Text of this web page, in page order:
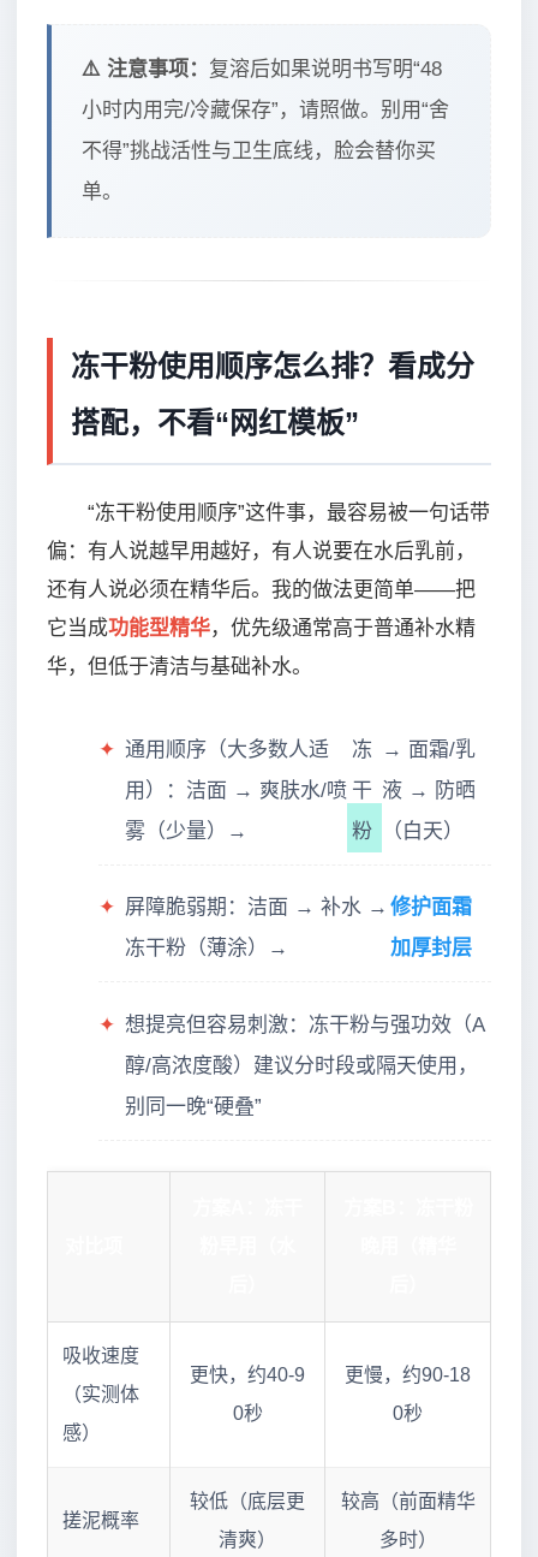
⚠️ 注意事项： 复溶后如果说明书写明“48
小时内用完/冷藏保存”，请照做。别用“舍
不得”挑战活性与卫生底线，脸会替你买
单。
冻干粉使用顺序怎么排？看成分
搭配，不看“网红模板”
“冻干粉使用顺序”这件事，最容易被一句话带
偏：有人说越早用越好，有人说要在水后乳前，
还有人说必须在精华后。我的做法更简单——把
它当成功能型精华，优先级通常高于普通补水精
华，但低于清洁与基础补水。
✦ 通用顺序（大多数人适
用）：洁面 → 爽肤水/喷
雾（少量）→
冻
干
粉
→ 面霜/乳
液 → 防晒
（白天）
✦ 屏障脆弱期：洁面 → 补水 →
冻干粉（薄涂）→
修护面霜
加厚封层
✦ 想提亮但容易刺激：冻干粉与强功效（A
醇/高浓度酸）建议分时段或隔天使用，
别同一晚“硬叠”
吸收速度
（实测体
感）
更快，约40-9
0秒
更慢，约90-18
0秒
搓泥概率
较低（底层更
清爽）
较高（前面精华
多时）